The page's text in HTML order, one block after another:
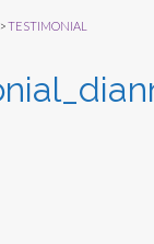
>TESTIMONIAL